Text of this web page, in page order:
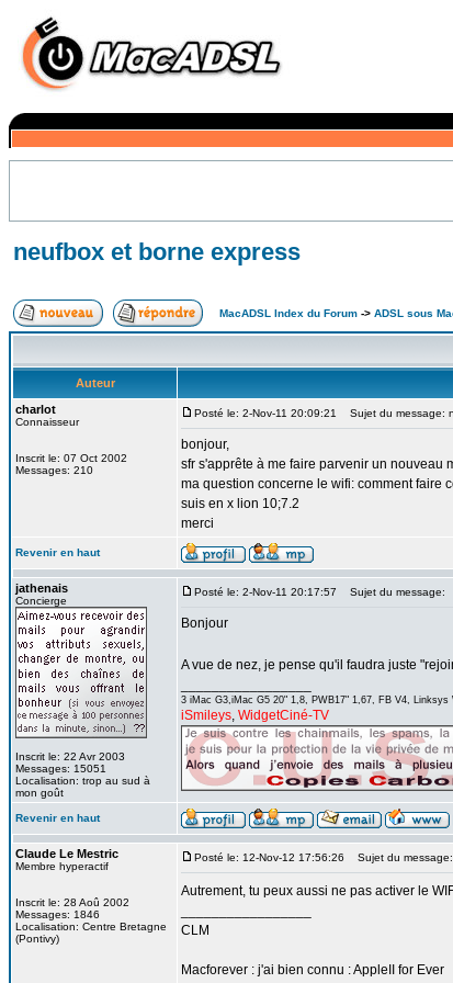
neufbox et borne express
MacADSL Index du Forum -> ADSL sous
Auteur
charlot
Connaisseur
Inscrit le: 07 Oct 2002
Messages: 210
Posté le: 2-Nov-11 20:09:21 Sujet du message:
bonjour,
sfr s'apprête à me faire parvenir un nouveau
ma question concerne le wifi: comment faire
suis en x lion 10;7.2
merci
Revenir en haut
jathenais
Concierge
Inscrit le: 22 Avr 2003
Messages: 15051
Localisation: trop au sud à
mon goût
Posté le: 2-Nov-11 20:17:57 Sujet du message:
Bonjour
A vue de nez, je pense qu'il faudra juste
3 iMac G3,iMac G5 20" 1,8, PWB17" 1,67, FB V4,
iSmileys, WidgetCiné-TV
Revenir en haut
Claude Le Mestric
Membre hyperactif
Inscrit le: 28 Aoû 2002
Messages: 1846
Localisation: Centre Bretagne
(Pontivy)
Posté le: 12-Nov-12 17:56:26 Sujet du message:
Autrement, tu peux aussi ne pas activer le
CLM
Macforever : j'ai bien connu : AppleII for Ever